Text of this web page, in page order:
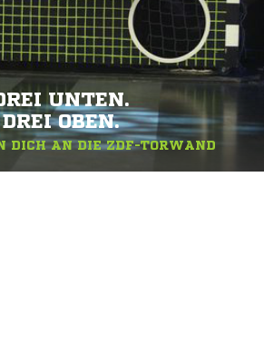
UNTEN.
DREI OBEN.
DICH AN DIE ZDF-TORWAND